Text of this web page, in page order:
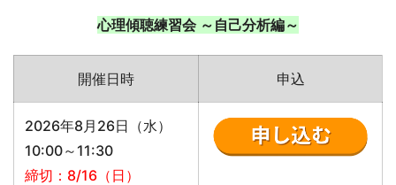
心理傾聴練習会 ～自己分析編～
開催日時 申込
2026年8月26日（水）
10:00～11:30
締切：8/16（日）